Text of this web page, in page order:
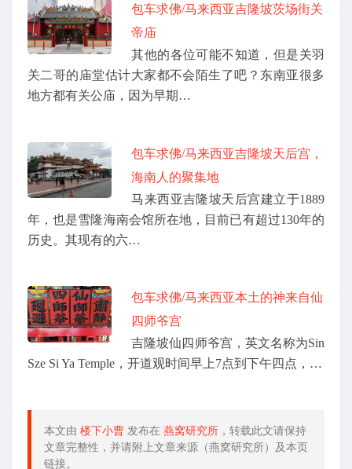
包车求佛/马来西亚吉隆坡茨场街关
帝庙
其他的各位可能不知道，但是关羽
关二哥的庙堂估计大家都不会陌生了吧？东南亚很多
地方都有关公庙，因为早期…
包车求佛/马来西亚吉隆坡天后宫，
海南人的聚集地
马来西亚吉隆坡天后宫建立于1889
年，也是雪隆海南会馆所在地，目前已有超过130年的
历史。其现有的六…
包车求佛/马来西亚本土的神来自仙
四师爷宫
吉隆坡仙四师爷宫，英文名称为Sin
Sze Si Ya Temple，开道观时间早上7点到下午四点，…
本文由 楼下小曹 发布在 燕窝研究所 ，转载此文请保持
文章完整性，并请附上文章来源（燕窝研究所）及本页
链接。